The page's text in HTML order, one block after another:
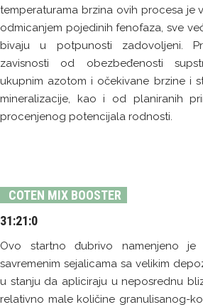
temperaturama brzina ovih procesa je
odmicanjem pojedinih fenofaza, sve
bivaju u potpunosti zadovoljeni.
zavisnosti od obezbeđenosti
ukupnim azotom i očekivane brzine i
mineralizacije, kao i od planiranih
procenjenog potencijala rodnosti.
COTEN MIX BOOSTER
31:21:0
Ovo startno đubrivo namenjeno
savremenim sejalicama sa velikim
u stanju da apliciraju u neposrednu
relativno male količine granulisanog-